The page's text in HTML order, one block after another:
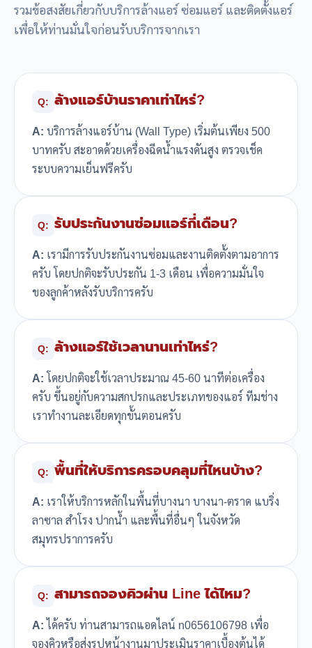
รวมข้อสงสัยเกี่ยวกับบริการล้างแอร์ ซ่อมแอร์ และติดตั้งแอร์
เพื่อให้ท่านมั่นใจก่อนรับบริการจากเรา
Q: ล้างแอร์บ้านราคาเท่าไหร่?
A: บริการล้างแอร์บ้าน (Wall Type) เริ่มต้นเพียง 500
บาทครับ สะอาดด้วยเครื่องฉีดน้ำแรงดันสูง ตรวจเช็ค
ระบบความเย็นฟรีครับ
Q: รับประกันงานซ่อมแอร์กี่เดือน?
A: เรามีการรับประกันงานซ่อมและงานติดตั้งตามอาการ
ครับ โดยปกติจะรับประกัน 1-3 เดือน เพื่อความมั่นใจ
ของลูกค้าหลังรับบริการครับ
Q: ล้างแอร์ใช้เวลานานเท่าไหร่?
A: โดยปกติจะใช้เวลาประมาณ 45-60 นาทีต่อเครื่อง
ครับ ขึ้นอยู่กับความสกปรกและประเภทของแอร์ ทีมช่าง
เราทำงานละเอียดทุกขั้นตอนครับ
Q: พื้นที่ให้บริการครอบคลุมที่ไหนบ้าง?
A: เราให้บริการหลักในพื้นที่บางนา บางนา-ตราด แบริ่ง
ลาซาล สำโรง ปากน้ำ และพื้นที่อื่นๆ ในจังหวัด
สมุทรปราการครับ
Q: สามารถจองคิวผ่าน Line ได้ไหม?
A:ได้ครับ ท่านสามารถแอดไลน์ n0656106798 เพื่อ
จองคิวหรือส่งรูปหน้างานมาประเมินราคาเบื้องต้นได้